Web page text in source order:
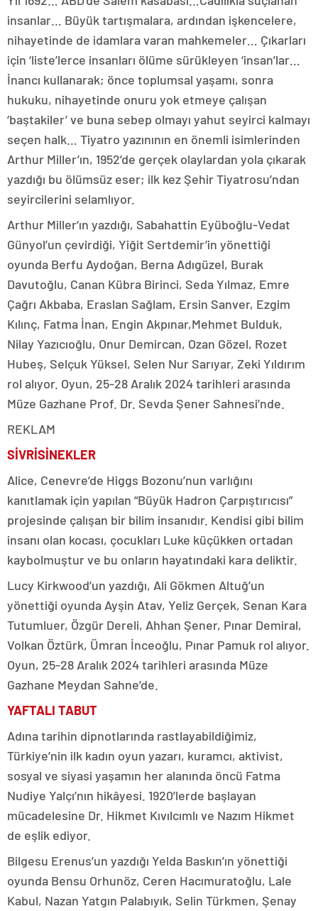
insanlar… Büyük tartışmalara, ardından işkencelere,
nihayetinde de idamlara varan mahkemeler… Çıkarları
için ‘liste’lerce insanları ölüme sürükleyen ‘insan’lar…
İnancı kullanarak; önce toplumsal yaşamı, sonra
hukuku, nihayetinde onuru yok etmeye çalışan
‘baştakiler’ ve buna sebep olmayı yahut seyirci kalmayı
seçen halk… Tiyatro yazınının en önemli isimlerinden
Arthur Miller’ın, 1952’de gerçek olaylardan yola çıkarak
yazdığı bu ölümsüz eser; ilk kez Şehir Tiyatrosu’ndan
seyircilerini selamlıyor.
Arthur Miller‘ın yazdığı, Sabahattin Eyüboğlu-Vedat
Günyol’un çevirdiği, Yiğit Sertdemir’in yönettiği
oyunda Berfu Aydoğan, Berna Adıgüzel, Burak
Davutoğlu, Canan Kübra Birinci, Seda Yılmaz, Emre
Çağrı Akbaba, Eraslan Sağlam, Ersin Sanver, Ezgim
Kılınç, Fatma İnan, Engin Akpınar,Mehmet Bulduk,
Nilay Yazıcıoğlu, Onur Demircan, Ozan Gözel, Rozet
Hubeş, Selçuk Yüksel, Selen Nur Sarıyar, Zeki Yıldırım
rol alıyor. Oyun, 25-28 Aralık 2024 tarihleri arasında
Müze Gazhane Prof. Dr. Sevda Şener Sahnesi’nde.
REKLAM
SİVRİSİNEKLER
Alice, Cenevre’de Higgs Bozonu’nun varlığını
kanıtlamak için yapılan “Büyük Hadron Çarpıştırıcısı”
projesinde çalışan bir bilim insanıdır. Kendisi gibi bilim
insanı olan kocası, çocukları Luke küçükken ortadan
kaybolmuştur ve bu onların hayatındaki kara deliktir.
Lucy Kirkwood’un yazdığı, Ali Gökmen Altuğ’un
yönettiği oyunda Ayşin Atav, Yeliz Gerçek, Senan Kara
Tutumluer, Özgür Dereli, Ahhan Şener, Pınar Demiral,
Volkan Öztürk, Ümran İnceoğlu, Pınar Pamuk rol alıyor.
Oyun, 25-28 Aralık 2024 tarihleri arasında Müze
Gazhane Meydan Sahne’de.
YAFTALI TABUT
Adına tarihin dipnotlarında rastlayabildiğimiz,
Türkiye’nin ilk kadın oyun yazarı, kuramcı, aktivist,
sosyal ve siyasi yaşamın her alanında öncü Fatma
Nudiye Yalçı’nın hikâyesi. 1920’lerde başlayan
mücadelesine Dr. Hikmet Kıvılcımlı ve Nazım Hikmet
de eşlik ediyor.
Bilgesu Erenus’un yazdığı Yelda Baskın’ın yönettiği
oyunda Bensu Orhunöz, Ceren Hacımuratoğlu, Lale
Kabul, Nazan Yatgın Palabıyık, Selin Türkmen, Şenay